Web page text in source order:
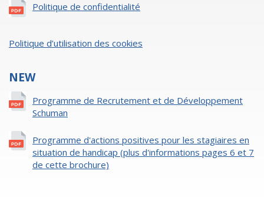
Politique de confidentialité
Politique d’utilisation des cookies
NEW
Programme de Recrutement et de Développement
Schuman
Programme d'actions positives pour les stagiaires en
situation de handicap (plus d'informations pages 6 et 7
de cette brochure)